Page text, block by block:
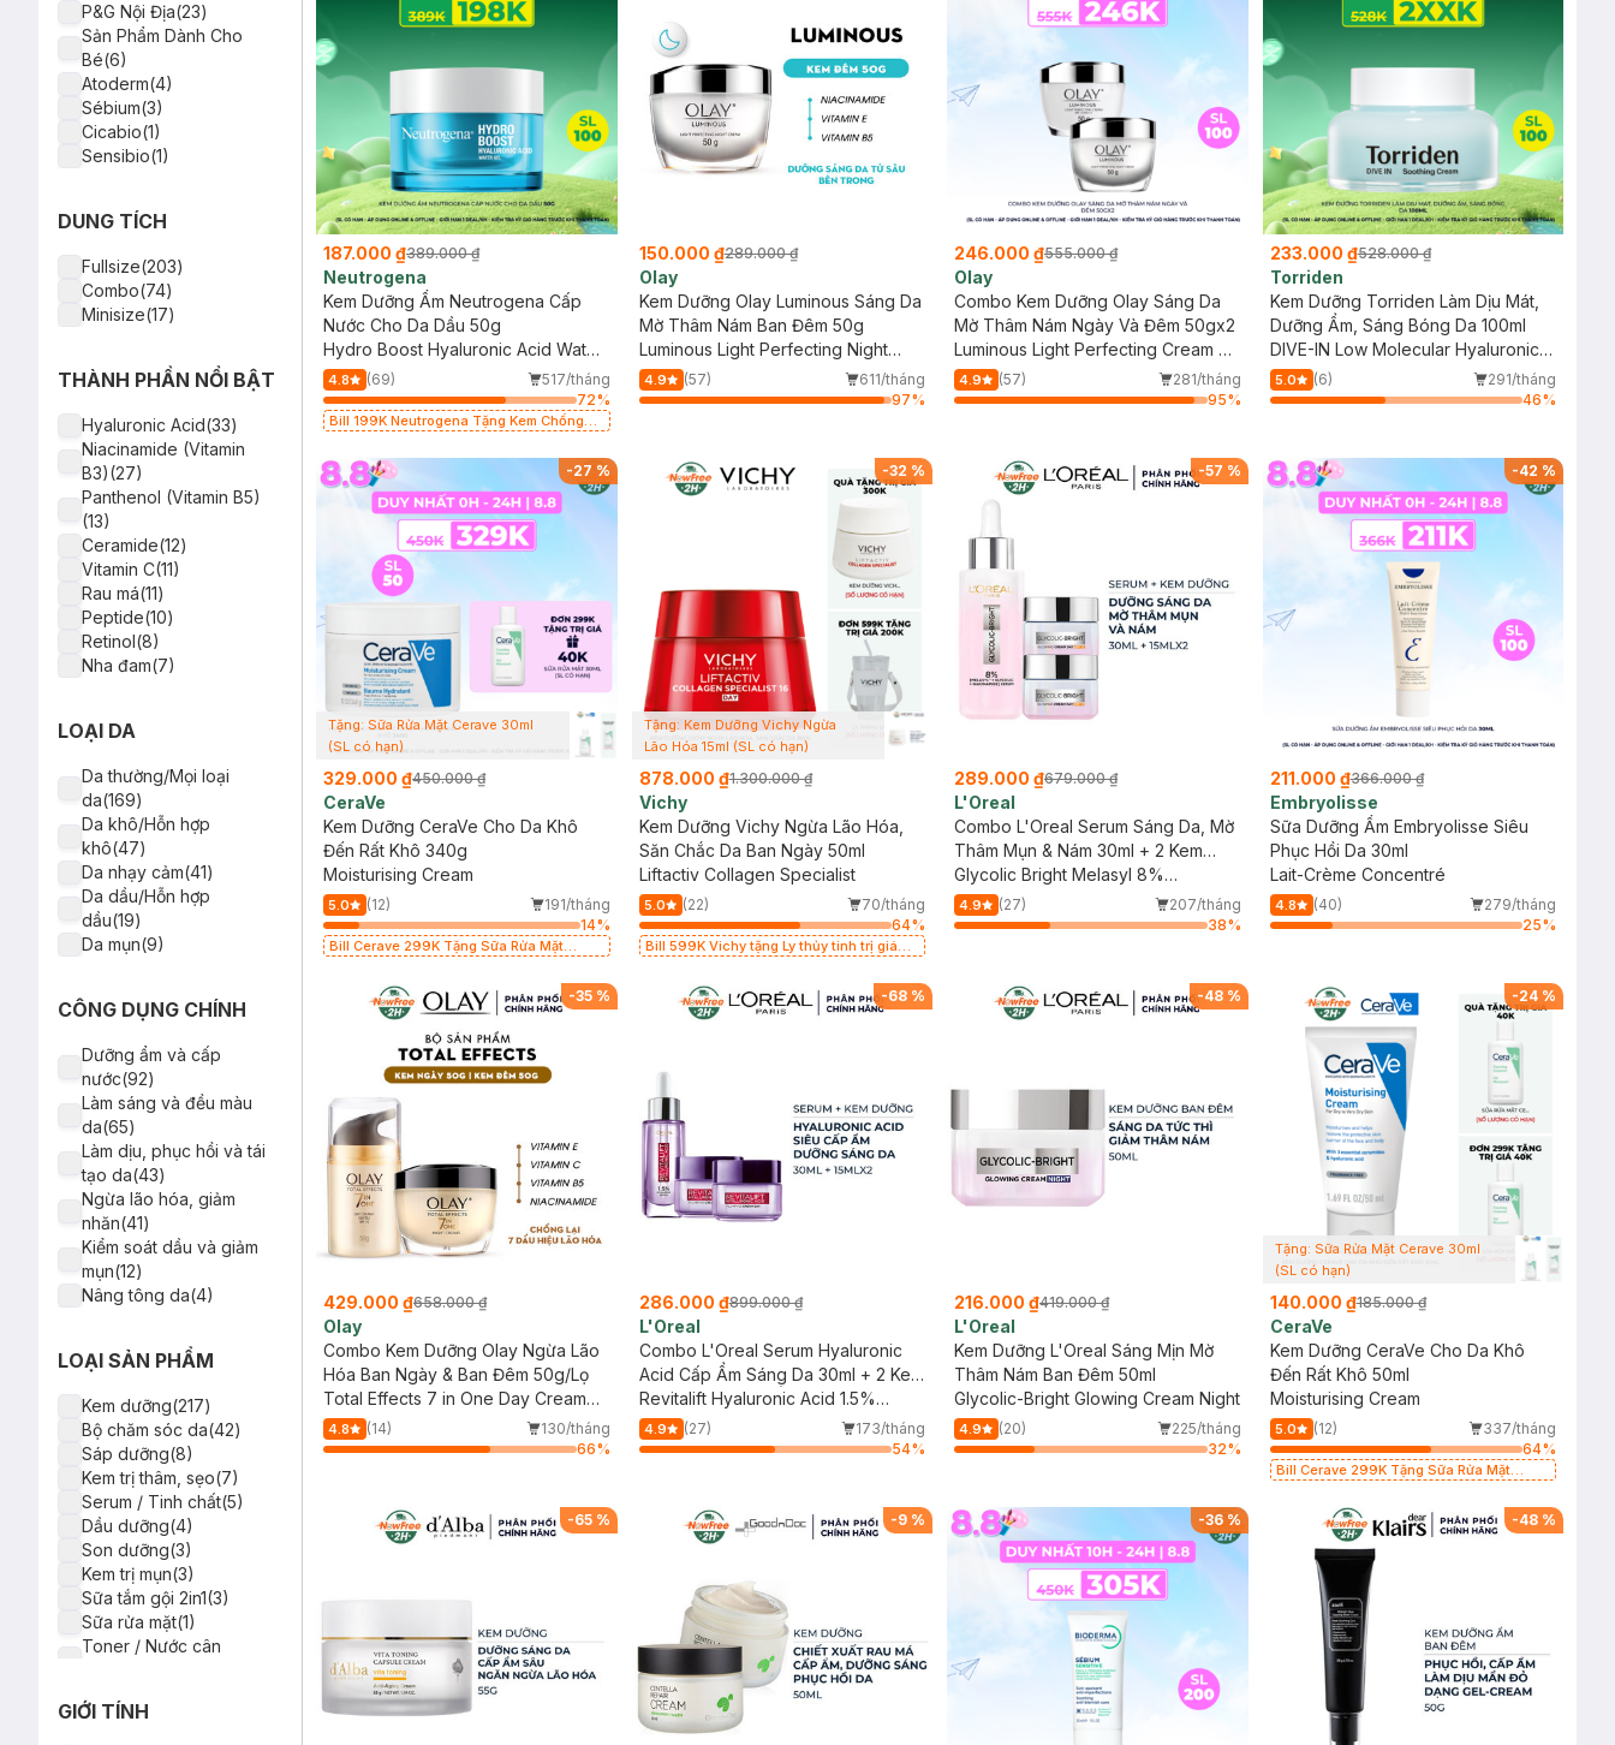
Naris Cosmetics(8)
Skin1004(8)
Vaseline(7)
Eucerin(7)
Cocoon(7)
B.O.M(7)
Paula's Choice(6)
Torriden(6)
Fixderma(5)
The Lab(5)
Dermatix(5)
Nivea(4)
dProgram(4)
Garnier(4)
Urgo(4)
Obagi(3)
Acnes(3)
Embryolisse(3)
Pure Paw Paw(3)
Laboratorios Babé(3)
Axis-Y(3)
Suave Kids(3)
Kiehl's(3)
Sur.Medic+(2)
Freeplus(2)
Nuxe(2)
Martiderm(2)
Skintific(2)
Hyaestic(2)
Azderma(2)
Bielenda(2)
Shimbi(2)
Hiruscar(2)
GoodnDoc(2)
A-Derma(2)
Tenamyd(1)
Melano CC(1)
Hatomugi(1)
HASI(1)
Naturie(1)
Dr.Pepti(1)
Pekah(1)
Scarz(1)
The Cafuné(1)
Colorkey(1)
d'Alba(1)
Prettyskin(1)
Keyshu(1)
Kutieskin(1)
Teenilicious(1)
Senka(1)
Isis Pharma(1)
MEISHOKU(1)
P&G Nội Địa(23)
Sản Phẩm Dành Cho
Bé(6)
Atoderm(4)
Sébium(3)
Cicabio(1)
Sensibio(1)
DUNG TÍCH
Fullsize(203)
Combo(74)
Minisize(17)
THÀNH PHẦN NỔI BẬT
Hyaluronic Acid(33)
Niacinamide (Vitamin
B3)(27)
Panthenol (Vitamin B5)
(13)
Ceramide(12)
Vitamin C(11)
Rau má(11)
Peptide(10)
Retinol(8)
Nha đam(7)
Collagen(6)
Glutathione(5)
Vitamin E(4)
Melasyl(4)
Kẽm (ZinC)(3)
Trà xanh(2)
Squalane(2)
Bơ Hạt Mỡ(2)
Arbutin(2)
Hoa hồng(2)
Bí Đao(2)
Olive(2)
Glycerin(2)
Hoa sen(2)
Bơ Cacao(2)
Jojoba(2)
Hoa cúc(1)
Nhau thai (Placenta)(1)
Bisabolol(1)
PHA (Polyhydroxy
Acid)(1)
Diếp cá(1)
Urea(1)
Bakuchiol(1)
Hoa Anh Đào(1)
Kinetin+(1)
Chống nắng hoá học(1)
Chống nắng vật lý lai
hoá học(1)
Azelaic Acid(1)
Thiamidol(1)
Sữa ong chúa(1)
Vàng(1)
T.X.Acid(1)
LOẠI DA
Da thường/Mọi loại
da(169)
Da khô/Hỗn hợp
khô(47)
Da nhạy cảm(41)
Da dầu/Hỗn hợp
dầu(19)
Da mụn(9)
CÔNG DỤNG CHÍNH
Dưỡng ẩm và cấp
nước(92)
Làm sáng và đều màu
da(65)
Làm dịu, phục hồi và tái
tạo da(43)
Ngừa lão hóa, giảm
nhăn(41)
Kiểm soát dầu và giảm
mụn(12)
Nâng tông da(4)
Bảo vệ da tối ưu(2)
Làm sạch sâu da(1)
LOẠI SẢN PHẨM
Kem dưỡng(217)
Bộ chăm sóc da(42)
Sáp dưỡng(8)
Kem trị thâm, sẹo(7)
Serum / Tinh chất(5)
Dầu dưỡng(4)
Son dưỡng(3)
Kem trị mụn(3)
Sữa tắm gội 2in1(3)
Sữa rửa mặt(1)
Toner / Nước cân
Xịt dưỡng(1)
GIỚI TÍNH
187.000 ₫389.000 ₫
Neutrogena
Kem Dưỡng Ẩm Neutrogena Cấp
Nước Cho Da Dầu 50g
Hydro Boost Hyaluronic Acid Water
Gel
4.8 (69)
517/tháng
72%
Bill 199K Neutrogena Tặng Kem Chống
150.000 ₫289.000 ₫
Olay
Kem Dưỡng Olay Luminous Sáng Da
Mờ Thâm Nám Ban Đêm 50g
Luminous Light Perfecting Night
Cream
4.9 (57)
611/tháng
97%
246.000 ₫555.000 ₫
Olay
Combo Kem Dưỡng Olay Sáng Da
Mờ Thâm Nám Ngày Và Đêm 50gx2
Luminous Light Perfecting Cream +
Night Cream
4.9 (57)
281/tháng
95%
233.000 ₫528.000 ₫
Torriden
Kem Dưỡng Torriden Làm Dịu Mát,
Dưỡng Ẩm, Sáng Bóng Da 100ml
DIVE-IN Low Molecular Hyaluronic
Acid Soothing Cream
5.0 (6)
291/tháng
46%
-27 %
Tặng: Sữa Rửa Mặt Cerave 30ml
(SL có hạn)
329.000 ₫450.000 ₫
CeraVe
Kem Dưỡng CeraVe Cho Da Khô
Đến Rất Khô 340g
Moisturising Cream
5.0 (12)
191/tháng
14%
Bill Cerave 299K Tặng Sữa Rửa Mặt
-32 %
Tặng: Kem Dưỡng Vichy Ngừa
Lão Hóa 15ml (SL có hạn)
878.000 ₫1.300.000 ₫
Vichy
Kem Dưỡng Vichy Ngừa Lão Hóa,
Săn Chắc Da Ban Ngày 50ml
Liftactiv Collagen Specialist
5.0 (22)
70/tháng
64%
Bill 599K Vichy tặng Ly thủy tinh trị giá
-57 %
289.000 ₫679.000 ₫
L'Oreal
Combo L'Oreal Serum Sáng Da, Mờ
Thâm Mụn & Nám 30ml + 2 Kem
Dưỡng Mờ Thâm Nám Ban Ngày
15ml
Glycolic Bright Melasyl 8%
[Melasyl+Glycolic+Niacinamide] +
Glycolic-Bright Glowing Cream Day
4.9 (27)
207/tháng
38%
-42 %
211.000 ₫366.000 ₫
Embryolisse
Sữa Dưỡng Ẩm Embryolisse Siêu
Phục Hồi Da 30ml
Lait-Crème Concentré
4.8 (40)
279/tháng
25%
-35%
429.000 ₫658.000 ₫
Olay
Combo Kem Dưỡng Olay Ngừa Lão
Hóa Ban Ngày & Ban Đêm 50g/Lọ
Total Effects 7 in One Day Cream
Normal SPF 15 + Total Effects 7 in
One Night Cream
4.8 (14)
130/tháng
66%
-68 %
286.000 ₫899.000 ₫
L'Oreal
Combo L'Oreal Serum Hyaluronic
Acid Cấp Ẩm Sáng Da 30ml + 2 Kem
Dưỡng Siêu Cấp Ẩm Căng Mịn Da
15ml
Revitalift Hyaluronic Acid 1.5%
Hyaluron Serum + Revitalift
Hyaluronic Acid Plumping Day
4.9 (27)
173/tháng
54%
-48%
216.000 ₫419.000 ₫
L'Oreal
Kem Dưỡng L'Oreal Sáng Mịn Mờ
Thâm Nám Ban Đêm 50ml
Glycolic-Bright Glowing Cream Night
4.9 (20)
225/tháng
32%
-24 %
Tặng: Sữa Rửa Mặt Cerave 30ml
(SL có hạn)
140.000 ₫185.000 ₫
CeraVe
Kem Dưỡng CeraVe Cho Da Khô
Đến Rất Khô 50ml
Moisturising Cream
5.0 (12)
337/tháng
64%
Bill Cerave 299K Tặng Sữa Rửa Mặt
-65% -9 % -36% -48 %